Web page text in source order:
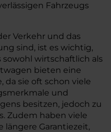
Fahrzeugs
Verkehr und das
sind, ist es wichtig,
sowohl wirtschaftlich als
bieten eine
da sie oft schon viele
und
besitzen, jedoch zu
Zudem haben viele
längere Garantiezeit,